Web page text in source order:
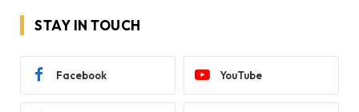
STAY IN TOUCH
Facebook YouTube